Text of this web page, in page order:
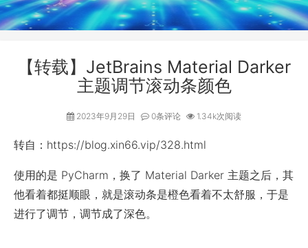
【转载】JetBrains Material Darker
主题调节滚动条颜色
2023年9月29日 0条评论 1.34k次阅读
转自：https://blog.xin66.vip/328.html
使用的是 PyCharm，换了 Material Darker 主题之后，其
他看着都挺顺眼，就是滚动条是橙色看着不太舒服，于是
进行了调节，调节成了深色。